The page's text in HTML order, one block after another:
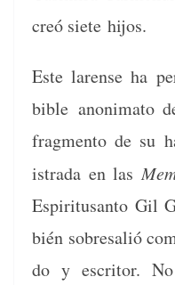
creó siete hijos.
Este larense ha
bibleanon­i­ma­to
frag­men­to de su
istra­da en las
Espir­i­tu­san­to Gil
bién sobre­sal­ió
do y escritor. No